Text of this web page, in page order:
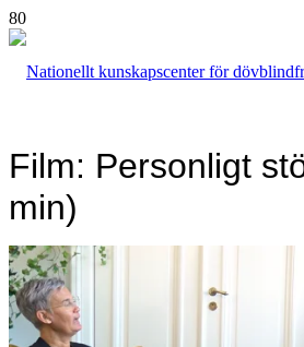
Film: Personligt
min)